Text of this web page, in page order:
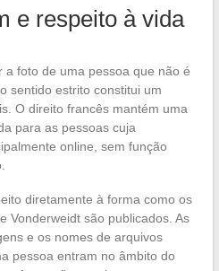
e respeito à vida
a foto de uma pessoa que não é
sentido estrito constitui um
O direito francês mantém uma
para as pessoas cuja
online, sem função
diretamente à forma como os
Vonderweidt são publicados. As
e os nomes de arquivos
pessoa entram no âmbito do